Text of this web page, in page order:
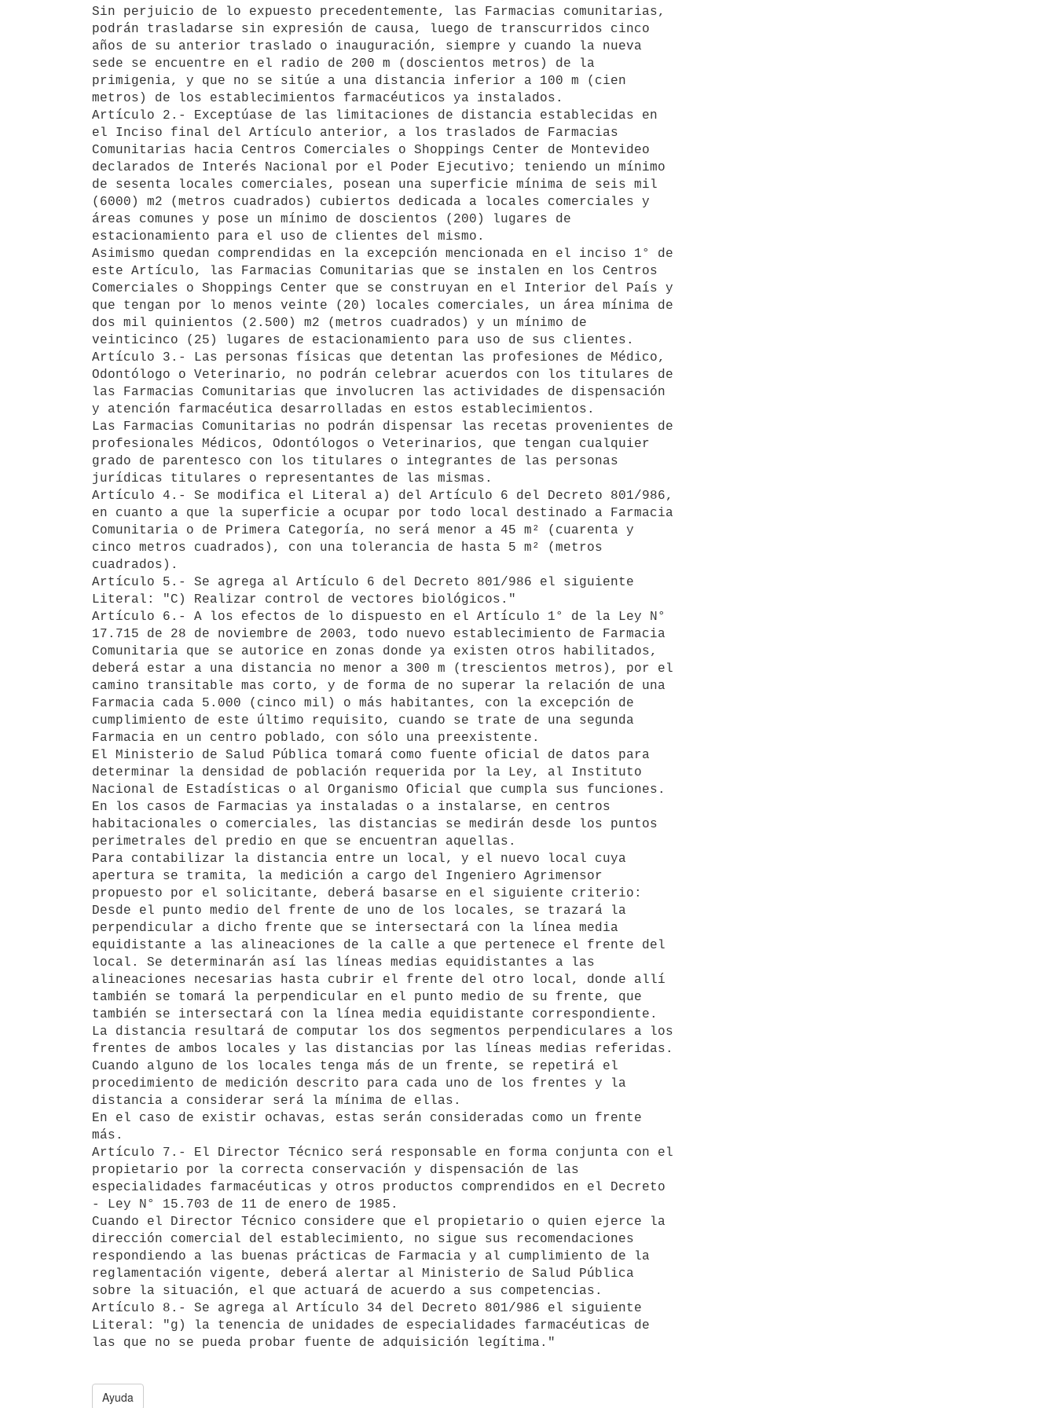
Sin perjuicio de lo expuesto precedentemente, las Farmacias comunitarias,
podrán trasladarse sin expresión de causa, luego de transcurridos cinco
años de su anterior traslado o inauguración, siempre y cuando la nueva
sede se encuentre en el radio de 200 m (doscientos metros) de la
primigenia, y que no se sitúe a una distancia inferior a 100 m (cien
metros) de los establecimientos farmacéuticos ya instalados.
Artículo 2.- Exceptúase de las limitaciones de distancia establecidas en
el Inciso final del Artículo anterior, a los traslados de Farmacias
Comunitarias hacia Centros Comerciales o Shoppings Center de Montevideo
declarados de Interés Nacional por el Poder Ejecutivo; teniendo un mínimo
de sesenta locales comerciales, posean una superficie mínima de seis mil
(6000) m2 (metros cuadrados) cubiertos dedicada a locales comerciales y
áreas comunes y pose un mínimo de doscientos (200) lugares de
estacionamiento para el uso de clientes del mismo.
Asimismo quedan comprendidas en la excepción mencionada en el inciso 1° de
este Artículo, las Farmacias Comunitarias que se instalen en los Centros
Comerciales o Shoppings Center que se construyan en el Interior del País y
que tengan por lo menos veinte (20) locales comerciales, un área mínima de
dos mil quinientos (2.500) m2 (metros cuadrados) y un mínimo de
veinticinco (25) lugares de estacionamiento para uso de sus clientes.
Artículo 3.- Las personas físicas que detentan las profesiones de Médico,
Odontólogo o Veterinario, no podrán celebrar acuerdos con los titulares de
las Farmacias Comunitarias que involucren las actividades de dispensación
y atención farmacéutica desarrolladas en estos establecimientos.
Las Farmacias Comunitarias no podrán dispensar las recetas provenientes de
profesionales Médicos, Odontólogos o Veterinarios, que tengan cualquier
grado de parentesco con los titulares o integrantes de las personas
jurídicas titulares o representantes de las mismas.
Artículo 4.- Se modifica el Literal a) del Artículo 6 del Decreto 801/986,
en cuanto a que la superficie a ocupar por todo local destinado a Farmacia
Comunitaria o de Primera Categoría, no será menor a 45 m² (cuarenta y
cinco metros cuadrados), con una tolerancia de hasta 5 m² (metros
cuadrados).
Artículo 5.- Se agrega al Artículo 6 del Decreto 801/986 el siguiente
Literal: "C) Realizar control de vectores biológicos."
Artículo 6.- A los efectos de lo dispuesto en el Artículo 1° de la Ley N°
17.715 de 28 de noviembre de 2003, todo nuevo establecimiento de Farmacia
Comunitaria que se autorice en zonas donde ya existen otros habilitados,
deberá estar a una distancia no menor a 300 m (trescientos metros), por el
camino transitable mas corto, y de forma de no superar la relación de una
Farmacia cada 5.000 (cinco mil) o más habitantes, con la excepción de
cumplimiento de este último requisito, cuando se trate de una segunda
Farmacia en un centro poblado, con sólo una preexistente.
El Ministerio de Salud Pública tomará como fuente oficial de datos para
determinar la densidad de población requerida por la Ley, al Instituto
Nacional de Estadísticas o al Organismo Oficial que cumpla sus funciones.
En los casos de Farmacias ya instaladas o a instalarse, en centros
habitacionales o comerciales, las distancias se medirán desde los puntos
perimetrales del predio en que se encuentran aquellas.
Para contabilizar la distancia entre un local, y el nuevo local cuya
apertura se tramita, la medición a cargo del Ingeniero Agrimensor
propuesto por el solicitante, deberá basarse en el siguiente criterio:
Desde el punto medio del frente de uno de los locales, se trazará la
perpendicular a dicho frente que se intersectará con la línea media
equidistante a las alineaciones de la calle a que pertenece el frente del
local. Se determinarán así las líneas medias equidistantes a las
alineaciones necesarias hasta cubrir el frente del otro local, donde allí
también se tomará la perpendicular en el punto medio de su frente, que
también se intersectará con la línea media equidistante correspondiente.
La distancia resultará de computar los dos segmentos perpendiculares a los
frentes de ambos locales y las distancias por las líneas medias referidas.
Cuando alguno de los locales tenga más de un frente, se repetirá el
procedimiento de medición descrito para cada uno de los frentes y la
distancia a considerar será la mínima de ellas.
En el caso de existir ochavas, estas serán consideradas como un frente
más.
Artículo 7.- El Director Técnico será responsable en forma conjunta con el
propietario por la correcta conservación y dispensación de las
especialidades farmacéuticas y otros productos comprendidos en el Decreto
- Ley N° 15.703 de 11 de enero de 1985.
Cuando el Director Técnico considere que el propietario o quien ejerce la
dirección comercial del establecimiento, no sigue sus recomendaciones
respondiendo a las buenas prácticas de Farmacia y al cumplimiento de la
reglamentación vigente, deberá alertar al Ministerio de Salud Pública
sobre la situación, el que actuará de acuerdo a sus competencias.
Artículo 8.- Se agrega al Artículo 34 del Decreto 801/986 el siguiente
Literal: "g) la tenencia de unidades de especialidades farmacéuticas de
las que no se pueda probar fuente de adquisición legítima."
Ayuda